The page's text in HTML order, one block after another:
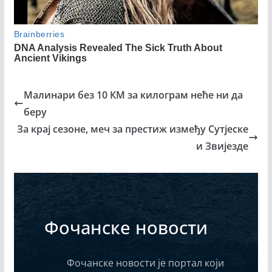
Малинари без 10 КМ за килограм неће ни да
беру
За крај сезоне, меч за престиж између Сутјеске
и Звијезде
Фочанске новости
Фочанске новости је портал који